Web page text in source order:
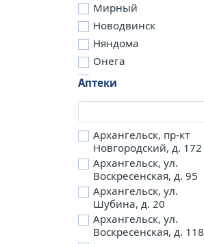
Мирный
Новодвинск
Няндома
Онега
Северодвинск
д. Бережная
д. Петариха
д. Согра
п. Березник
п. Боброво
п. Вычегодский
п. Двинской,
Аптеки
Архангельск, пр-кт
Новгородский, д. 172
Архангельск, ул.
Воскресенская, д. 95
Архангельск, ул.
Шубина, д. 20
Архангельск, ул.
Воскресенская, д. 118